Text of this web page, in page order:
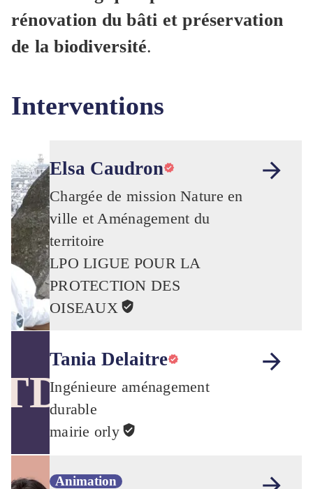
rénovation du bâti et préservation
de la biodiversité.
Interventions
Elsa Caudron
Chargée de mission Nature en
ville et Aménagement du
territoire
LPO LIGUE POUR LA
PROTECTION DES
OISEAUX
TD
Tania Delaitre
Ingénieure aménagement
durable
mairie orly
Animation